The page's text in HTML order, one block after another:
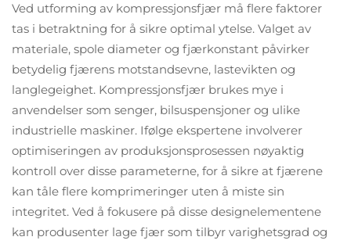
Ved utforming av kompressjonsfjær må flere faktorer
tas i betraktning for å sikre optimal ytelse. Valget av
materiale, spole diameter og fjærkonstant påvirker
betydelig fjærens motstandsevne, lastevikten og
langlegeighet. Kompressjonsfjær brukes mye i
anvendelser som senger, bilsuspensjoner og ulike
industrielle maskiner. Ifølge ekspertene involverer
optimiseringen av produksjonsprosessen nøyaktig
kontroll over disse parameterne, for å sikre at fjærene
kan tåle flere komprimeringer uten å miste sin
integritet. Ved å fokusere på disse designelementene
kan produsenter lage fjær som tilbyr varighetsgrad og